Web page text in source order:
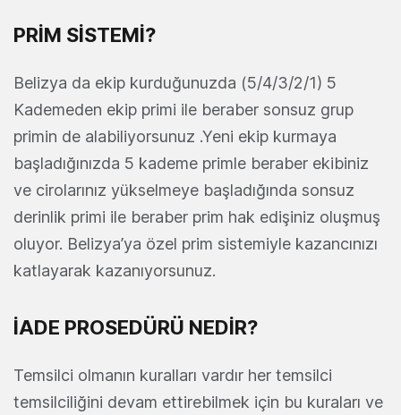
PRİM SİSTEMİ?
Belizya da ekip kurduğunuzda (5/4/3/2/1) 5
Kademeden ekip primi ile beraber sonsuz grup
primin de alabiliyorsunuz .Yeni ekip kurmaya
başladığınızda 5 kademe primle beraber ekibiniz
ve cirolarınız yükselmeye başladığında sonsuz
derinlik primi ile beraber prim hak edişiniz oluşmuş
oluyor. Belizya’ya özel prim sistemiyle kazancınızı
katlayarak kazanıyorsunuz.
İADE PROSEDÜRÜ NEDİR?
Temsilci olmanın kuralları vardır her temsilci
temsilciliğini devam ettirebilmek için bu kuraları ve